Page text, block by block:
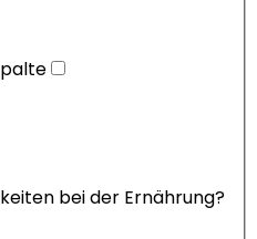
bei der Ernährung?